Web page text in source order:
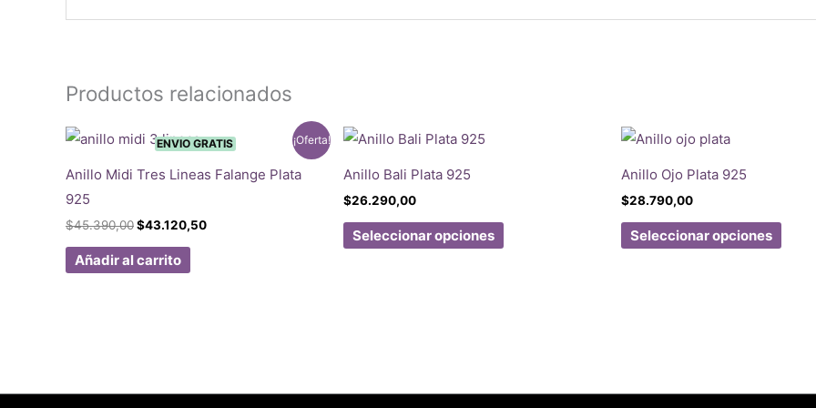
Productos relacionados
¡Oferta!
ENVIO GRATIS
Anillo Midi Tres Lineas Falange Plata
925
$45.390,00El
original
era:
$43.120,50El
Añadir al carrito
Anillo Bali Plata 925
$26.290,00
Seleccionar opciones Este
producto
se
Anillo Ojo Plata 925
$28.790,00
Seleccionar opciones Este
se